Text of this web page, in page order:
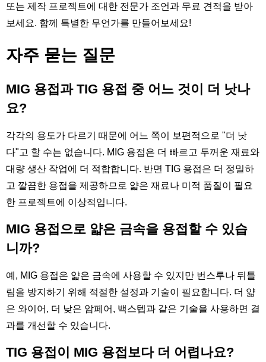
또는 제작 프로젝트에 대한 전문가 조언과 무료 견적을 받아
보세요. 함께 특별한 무언가를 만들어보세요!
자주 묻는 질문
MIG 용접과 TIG 용접 중 어느 것이 더 낫나
요?
각각의 용도가 다르기 때문에 어느 쪽이 보편적으로 "더 낫
다"고 할 수는 없습니다. MIG 용접은 더 빠르고 두꺼운 재료와
대량 생산 작업에 더 적합합니다. 반면 TIG 용접은 더 정밀하
고 깔끔한 용접을 제공하므로 얇은 재료나 미적 품질이 필요
한 프로젝트에 이상적입니다.
MIG 용접으로 얇은 금속을 용접할 수 있습
니까?
예, MIG 용접은 얇은 금속에 사용할 수 있지만 번스루나 뒤틀
림을 방지하기 위해 적절한 설정과 기술이 필요합니다. 더 얇
은 와이어, 더 낮은 암페어, 백스텝과 같은 기술을 사용하면 결
과를 개선할 수 있습니다.
TIG 용접이 MIG 용접보다 더 어렵나요?